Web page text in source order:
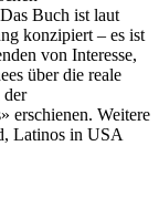
Buch ist laut
konzipiert – es ist
von Interesse,
über die reale
der
erschienen. Weitere
Latinos in USA